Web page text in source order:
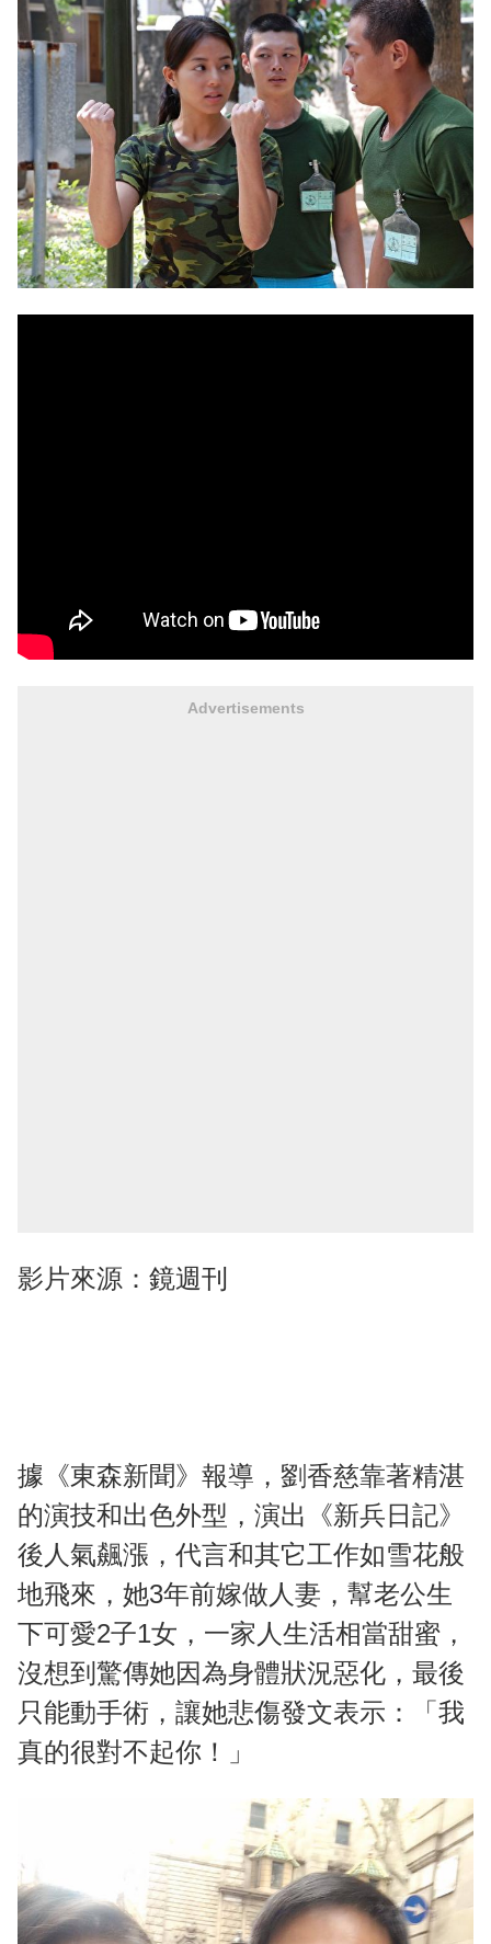
Advertisements
影片來源： 鏡週刊
據《東森新聞》報導，劉香慈靠著精湛
的演技和出色外型，演出《新兵日記》
後人氣飆漲，代言和其它工作如雪花般
地飛來，她3年前嫁做人妻，幫老公生
下可愛2子1女，一家人生活相當甜蜜，
沒想到驚傳她因為身體狀況惡化，最後
只能動手術，讓她悲傷發文表示：「我
真的很對不起你！」